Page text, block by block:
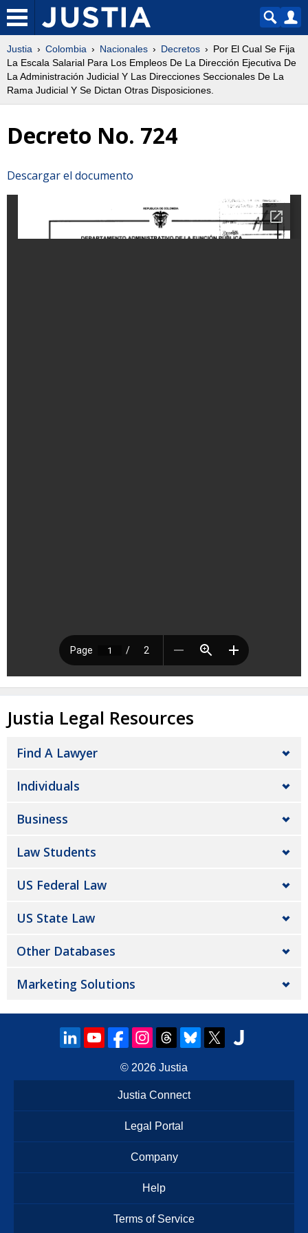
Justia Colombia Nacionales Decretos
Por El Cual Se Fija
La Escala Salarial Para Los Empleos De La Dirección Ejecutiva De
La Administración Judicial Y Las Direcciones Seccionales De La
Rama Judicial Y Se Dictan Otras Disposiciones.
Decreto No. 724
Descargar el documento
Justia Legal Resources
Find A Lawyer
Individuals
Business
Law Students
US Federal Law
US State Law
Other Databases
Marketing Solutions
© 2026 Justia
Justia Connect
Legal Portal
Company
Help
Terms of Service